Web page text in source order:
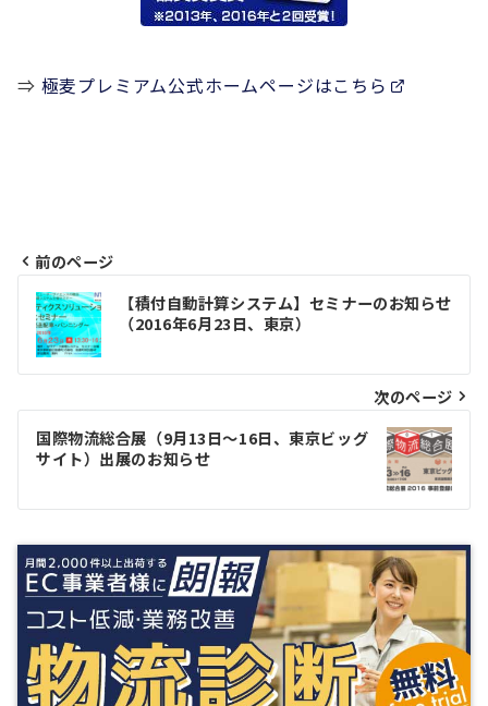
⇒ 極麦プレミアム公式ホームページはこちら
投
稿
ナ
ビ
ゲ
シ
ョ
ン
前のページ
【積付自動計算システム】セミナーのお知らせ
（2016年6月23日、東京）
次のページ
国際物流総合展（9月13日～16日、東京ビッグ
サイト）出展のお知らせ